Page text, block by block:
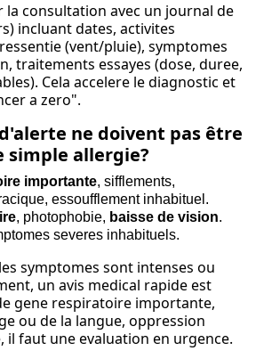
consultation avec un journal de
incluant dates, activites
(vent/pluie), symptomes
traitements essayes (dose, duree,
Cela accelere le diagnostic et
a zero".
ne doivent pas être
simple allergie?
importante, sifflements,
essoufflement inhabituel.
, photophobie, baisse de vision.
severes inhabituels.
symptomes sont intenses ou
un avis medical rapide est
gene respiratoire importante,
ou de la langue, oppression
il faut une evaluation en urgence.